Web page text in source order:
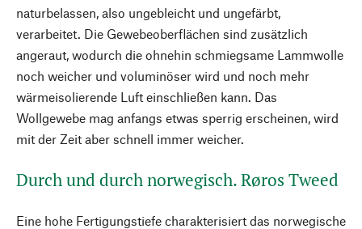
naturbelassen, also ungebleicht und ungefärbt,
verarbeitet. Die Gewebeoberflächen sind zusätzlich
angeraut, wodurch die ohnehin schmiegsame Lammwolle
noch weicher und voluminöser wird und noch mehr
wärmeisolierende Luft einschließen kann. Das
Wollgewebe mag anfangs etwas sperrig erscheinen, wird
mit der Zeit aber schnell immer weicher.
Durch und durch norwegisch. Røros Tweed
Eine hohe Fertigungstiefe charakterisiert das norwegische